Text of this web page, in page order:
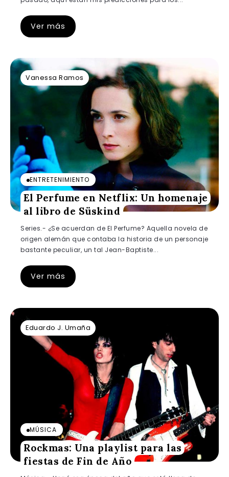
Ver más
Vanessa Ramos
ENTRETENIMIENTO
El Perfume en Netflix: Un homenaje
al libro de Süskind
Series.- ¿Se acuerdan de El Perfume? Aquella novela de
origen alemán que contaba la historia de un personaje
bastante peculiar, un tal Jean-Baptiste...
Ver más
Eduardo J. Umaña
MÚSICA
Rockmas: Una playlist para las
fiestas de Fin de Año